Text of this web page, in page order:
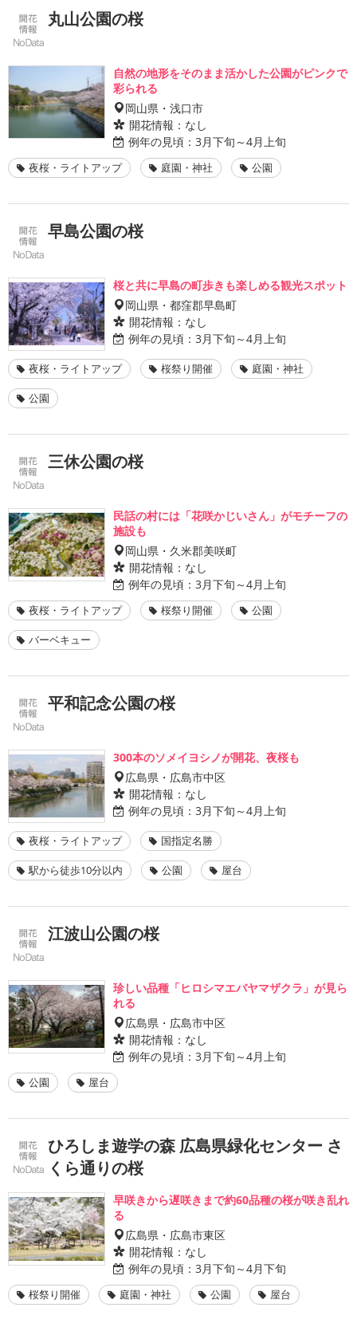
丸山公園の桜
自然の地形をそのまま活かした公園がピンクで
彩られる
岡山県・浅口市
開花情報： なし
例年の見頃： 3月下旬～4月上旬
夜桜・ライトアップ 庭園・神社 公園
早島公園の桜
桜と共に早島の町歩きも楽しめる観光スポット
岡山県・都窪郡早島町
開花情報： なし
例年の見頃： 3月下旬～4月上旬
夜桜・ライトアップ 桜祭り開催 庭園・神社
公園
三休公園の桜
民話の村には「花咲かじいさん」がモチーフの
施設も
岡山県・久米郡美咲町
開花情報： なし
例年の見頃： 3月下旬～4月上旬
夜桜・ライトアップ 桜祭り開催 公園
バーベキュー
平和記念公園の桜
300本のソメイヨシノが開花、夜桜も
広島県・広島市中区
開花情報： なし
例年の見頃： 3月下旬～4月上旬
夜桜・ライトアップ 国指定名勝
駅から徒歩10分以内 公園 屋台
江波山公園の桜
珍しい品種「ヒロシマエバヤマザクラ」が見ら
れる
広島県・広島市中区
開花情報： なし
例年の見頃： 3月下旬～4月上旬
公園 屋台
ひろしま遊学の森 広島県緑化センター さ
くら通りの桜
早咲きから遅咲きまで約60品種の桜が咲き乱れ
る
広島県・広島市東区
開花情報： なし
例年の見頃： 3月下旬～4月下旬
桜祭り開催 庭園・神社 公園 屋台